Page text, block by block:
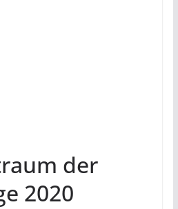
der
2020